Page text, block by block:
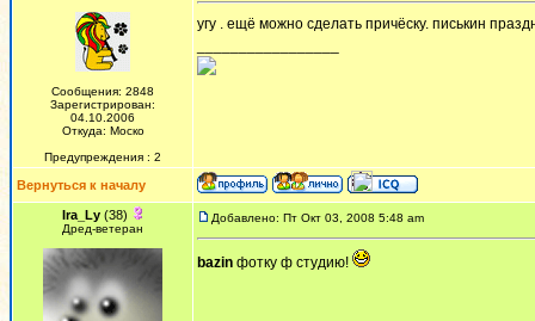
Сообщения: 2848
Зарегистрирован:
04.10.2006
Откуда: Моско
Предупреждения : 2
угу . ещё можно сделать причёску. писькин
Вернуться к началу
Ira_Ly(38)
Дред-ветеран
Добавлено: Пт Окт 03, 2008 5:48 am
bazin фотку ф студию!